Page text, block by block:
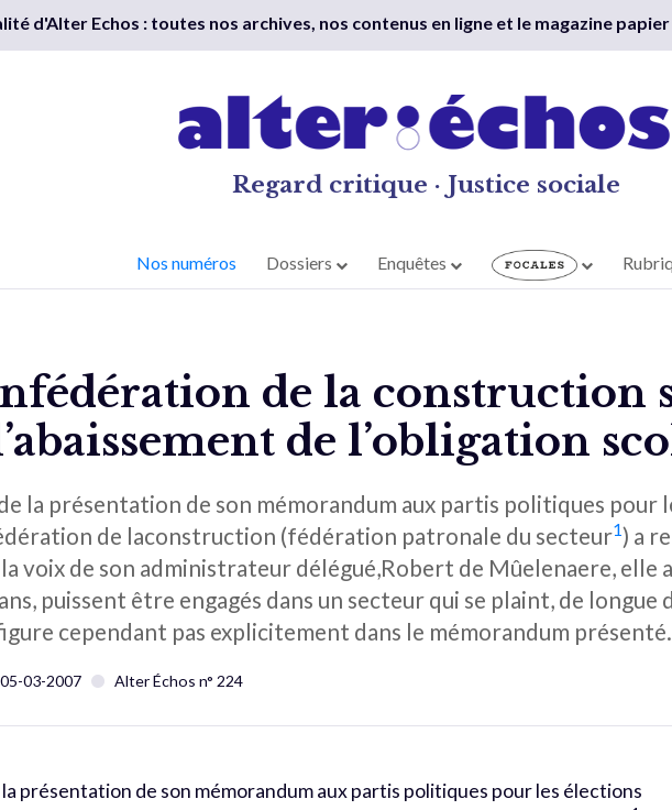
d'Alter Echos : toutes nos archives, nos contenus en ligne et le magazine papier
Regard critique · Justice sociale
Nos numéros Dossiers Enquêtes
de la construction
de l’obligation
la présentation de son mémorandum aux partis politiques pour
de laconstruction (fédération patronale du secteur1) a
voix de son administrateur délégué,Robert de Mûelenaere, elle
puissent être engagés dans un secteur qui se plaint, de
cependant pas explicitement dans le mémorandum présenté.
05-03-2007 Alter Échos n° 224
la présentation de son mémorandum aux partis politiques pour les élections